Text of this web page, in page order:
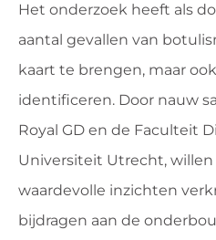
Het onderzoek heeft als
aantal gevallen van
kaart te brengen, maar
identificeren. Door nauw
Royal GD en de Faculteit
Universiteit Utrecht,
waardevolle inzichten
bijdragen aan de